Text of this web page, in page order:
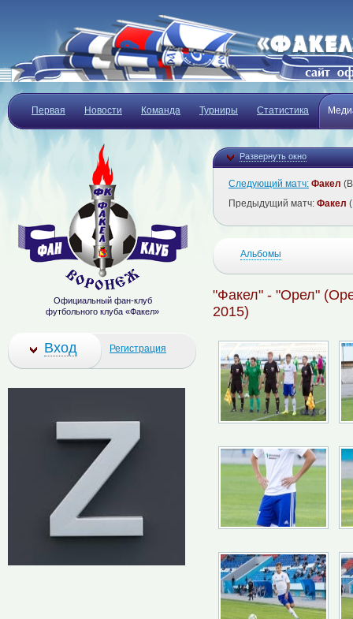
Первая Новости Команда Турниры Статистика
Развернуть окно
Следующий матч: Факел
Предыдущий матч: Факел
Альбомы
"Факел" - "Орел"
2015)
Официальный фан-клуб
футбольного клуба «Факел»
Вход Регистрация